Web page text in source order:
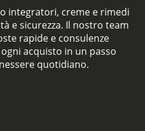
integratori, creme e rimedi
e sicurezza. Il nostro team
rapide e consulenze
acquisto in un passo
quotidiano.